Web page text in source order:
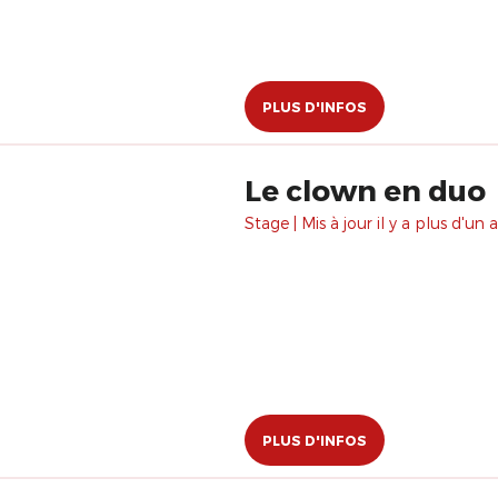
PLUS D'INFOS
Le clown en duo
Stage | Mis à jour il y a plus d'un
PLUS D'INFOS